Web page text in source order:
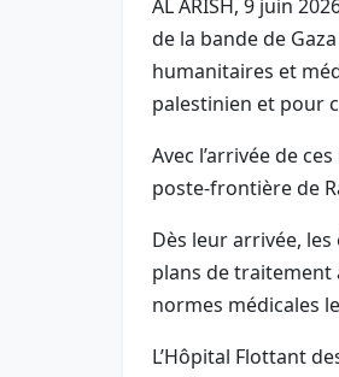
AL ARISH, 9 juin
de la bande de
humanitaires et
palestinien et pour
Avec l’arrivée de
poste-frontière de
Dès leur arrivée,
plans de
normes médicales
L’Hôpital Flottant